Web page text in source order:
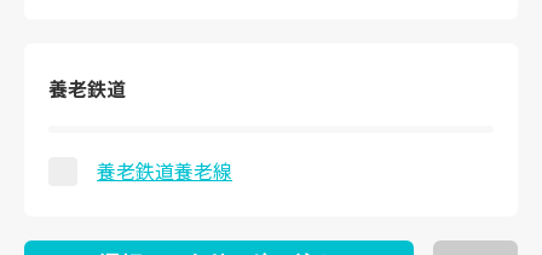
養老鉄道
養老鉄道養老線